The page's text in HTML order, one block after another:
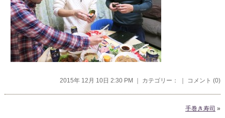
2015年 12月 10日 2:30 PM ｜ カテゴリー： ｜ コメント (0)
手巻き寿司 »